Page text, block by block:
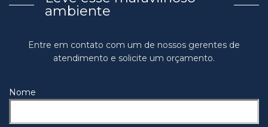
ambiente
Entre em contato com um de nossos gerentes de
atendimento e solicite um orçamento.
Nome